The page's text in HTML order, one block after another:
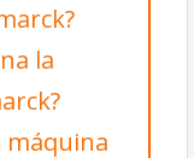
la
máquina